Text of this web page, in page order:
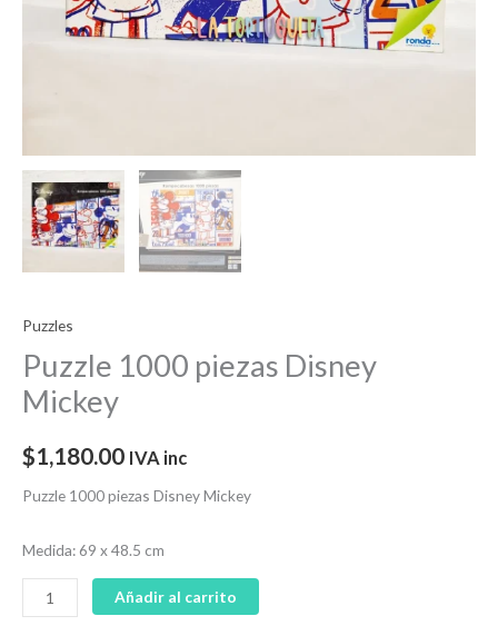
Puzzles
Puzzle 1000 piezas Disney
Mickey
$1,180.00 IVA inc
Puzzle 1000 piezas Disney Mickey
Medida: 69 x 48.5 cm
Añadir al carrito